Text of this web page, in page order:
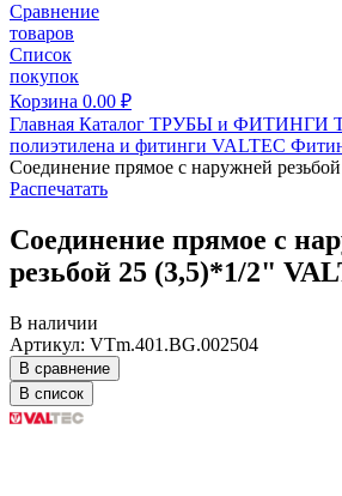
Сравнение
товаров
Список
покупок
Корзина 0.00 ₽
Главная Каталог ТРУБЫ и ФИТИНГИ
полиэтилена и фитинги VALTEC
Соединение прямое с наружней
Распечатать
Соединение прямое с
резьбой 25 (3,5)*1/2"
В наличии
Артикул: VTm.401.BG.002504
В сравнение
В список